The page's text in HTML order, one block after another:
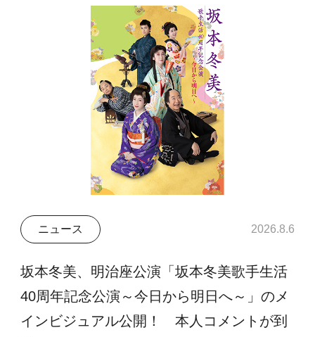
ニュース 2026.8.6
坂本冬美、明治座公演「坂本冬美歌手生活
40周年記念公演～今日から明日へ～」のメ
インビジュアル公開！ 本人コメントが到